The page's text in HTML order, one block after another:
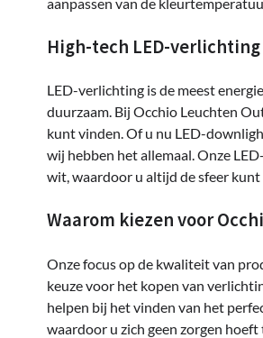
High-tech LED-verlichting
LED-verlichting is de meest
duurzaam. Bij Occhio Leuchten
kunt vinden. Of u nu LED-
wij hebben het allemaal. Onze
wit, waardoor u altijd de sfeer
Waarom kiezen voor
Onze focus op de kwaliteit van
keuze voor het kopen van
helpen bij het vinden van het
waardoor u zich geen zorgen